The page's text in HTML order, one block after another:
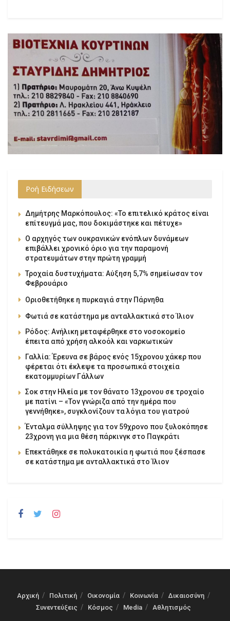
Ροή Ειδήσεων
Δημήτρης Μαρκόπουλος: «Το επιτελικό κράτος είναι
επίτευγμά μας, που δοκιμάστηκε και πέτυχε»
Ο αρχηγός των ουκρανικών ενόπλων δυνάμεων
επιβάλλει χρονικό όριο για την παραμονή
στρατευμάτων στην πρώτη γραμμή
Τροχαία δυστυχήματα: Αύξηση 5,7% σημείωσαν τον
Φεβρουάριο
Οριοθετήθηκε η πυρκαγιά στην Πάρνηθα
Φωτιά σε κατάστημα με ανταλλακτικά στο Ίλιον
Ρόδος: Ανήλικη μεταφέρθηκε στο νοσοκομείο
έπειτα από χρήση αλκοόλ και ναρκωτικών
Γαλλία: Έρευνα σε βάρος ενός 15χρονου χάκερ που
φέρεται ότι έκλεψε τα προσωπικά στοιχεία
εκατομμυρίων Γάλλων
Σοκ στην Ηλεία με τον θάνατο 13χρονου σε τροχαίο
με πατίνι – «Τον γνώριζα από την ημέρα που
γεννήθηκε», συγκλονίζουν τα λόγια του γιατρού
Ένταλμα σύλληψης για τον 59χρονο που ξυλοκόπησε
23χρονη για μια θέση πάρκινγκ στο Παγκράτι
Επεκτάθηκε σε πολυκατοικία η φωτιά που ξέσπασε
σε κατάστημα με ανταλλακτικά στο Ίλιον
Αρχική Πολιτική Οικονομία Κοινωνία
Δικαιοσύνη
Συνεντεύξεις
Κόσμος Media Αθλητισμός